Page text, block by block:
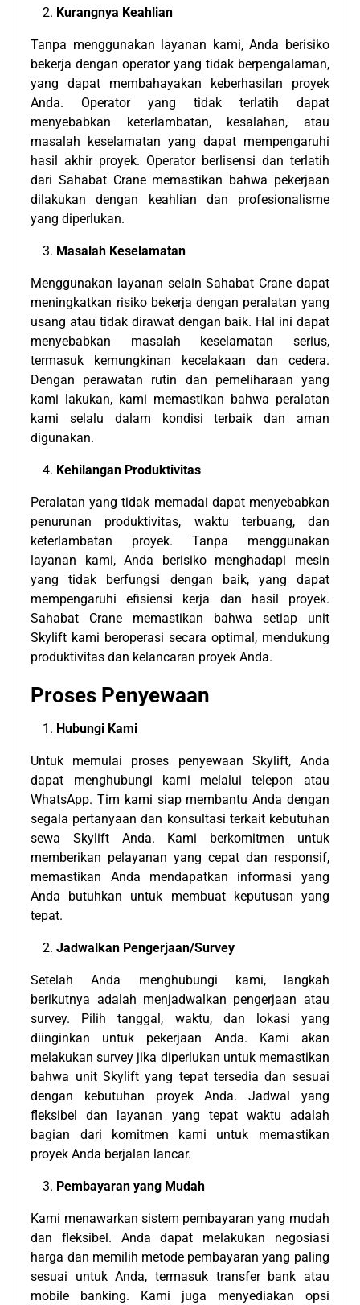
Kurangnya Keahlian
Tanpa menggunakan layanan kami, Anda berisiko
bekerja dengan operator yang tidak berpengalaman,
yang dapat membahayakan keberhasilan proyek
Anda. Operator yang tidak terlatih dapat
menyebabkan keterlambatan, kesalahan, atau
masalah keselamatan yang dapat mempengaruhi
hasil akhir proyek. Operator berlisensi dan terlatih
dari Sahabat Crane memastikan bahwa pekerjaan
dilakukan dengan keahlian dan profesionalisme
yang diperlukan.
Masalah Keselamatan
Menggunakan layanan selain Sahabat Crane dapat
meningkatkan risiko bekerja dengan peralatan yang
usang atau tidak dirawat dengan baik. Hal ini dapat
menyebabkan masalah keselamatan serius,
termasuk kemungkinan kecelakaan dan cedera.
Dengan perawatan rutin dan pemeliharaan yang
kami lakukan, kami memastikan bahwa peralatan
kami selalu dalam kondisi terbaik dan aman
digunakan.
Kehilangan Produktivitas
Peralatan yang tidak memadai dapat menyebabkan
penurunan produktivitas, waktu terbuang, dan
keterlambatan proyek. Tanpa menggunakan
layanan kami, Anda berisiko menghadapi mesin
yang tidak berfungsi dengan baik, yang dapat
mempengaruhi efisiensi kerja dan hasil proyek.
Sahabat Crane memastikan bahwa setiap unit
Skylift kami beroperasi secara optimal, mendukung
produktivitas dan kelancaran proyek Anda.
Proses Penyewaan
Hubungi Kami
Untuk memulai proses penyewaan Skylift, Anda
dapat menghubungi kami melalui telepon atau
WhatsApp. Tim kami siap membantu Anda dengan
segala pertanyaan dan konsultasi terkait kebutuhan
sewa Skylift Anda. Kami berkomitmen untuk
memberikan pelayanan yang cepat dan responsif,
memastikan Anda mendapatkan informasi yang
Anda butuhkan untuk membuat keputusan yang
tepat.
Jadwalkan Pengerjaan/Survey
Setelah Anda menghubungi kami, langkah
berikutnya adalah menjadwalkan pengerjaan atau
survey. Pilih tanggal, waktu, dan lokasi yang
diinginkan untuk pekerjaan Anda. Kami akan
melakukan survey jika diperlukan untuk memastikan
bahwa unit Skylift yang tepat tersedia dan sesuai
dengan kebutuhan proyek Anda. Jadwal yang
fleksibel dan layanan yang tepat waktu adalah
bagian dari komitmen kami untuk memastikan
proyek Anda berjalan lancar.
Pembayaran yang Mudah
Kami menawarkan sistem pembayaran yang mudah
dan fleksibel. Anda dapat melakukan negosiasi
harga dan memilih metode pembayaran yang paling
sesuai untuk Anda, termasuk transfer bank atau
mobile banking. Kami juga menyediakan opsi